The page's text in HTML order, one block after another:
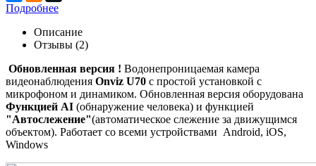
Подробнее
Описание
Отзывы (2)
Обновленная версия ! Водонепроницаемая камера
видеонаблюдения Onviz U70 с простой установкой с
микрофоном и динамиком. Обновленная версия оборудована
Функцией AI (обнаружение человека) и функцией
"Автослежение"(автоматическое слежение за движущимся
объектом). Работает со всеми устройствами Android, iOS,
Windows